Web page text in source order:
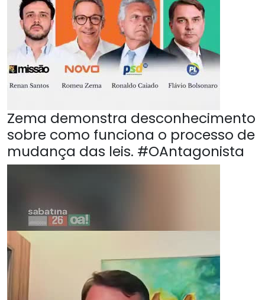
Zema demonstra desconhecimento
sobre como funciona o processo de
mudança das leis. #OAntagonista